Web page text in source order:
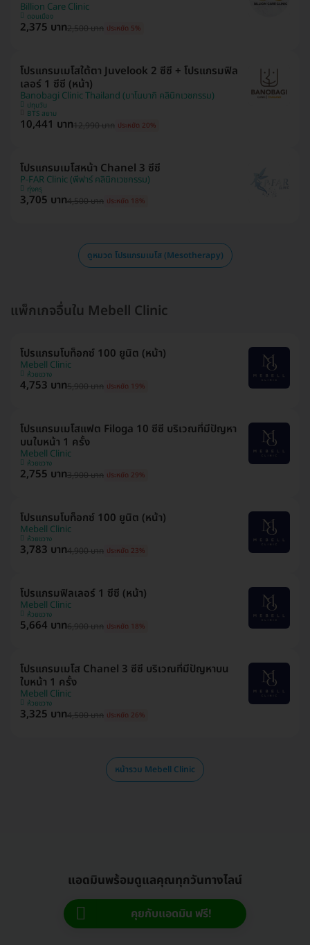
Billion Care Clinic
ดอนเมือง
2,375 บาท2,500 บาท ประหยัด 5%
โปรแกรมเมโสใต้ตา Juvelook 2 ซีซี + โปรแกรมฟิล
เลอร์ 1 ซีซี (หน้า)
Banobagi Clinic Thailand (บาโนบากิ คลินิกเวชกรรม)
ปทุมวัน
BTS สยาม
10,441 บาท12,990 บาท ประหยัด 20%
โปรแกรมเมโสหน้า Chanel 3 ซีซี
P-FAR Clinic (พีฟาร์ คลินิกเวชกรรม)
ทุ่งครุ
3,705 บาท4,500 บาท ประหยัด 18%
ดูหมวด โปรแกรมเมโส (Mesotherapy)
แพ็กเกจอื่นใน Mebell​ Clinic
โปรแกรมโบท็อกซ์ 100 ยูนิต (หน้า)
Mebell​ Clinic
ห้วยขวาง
4,753 บาท5,900 บาท ประหยัด 19%
โปรแกรมเมโสแฟต Filoga 10 ซีซี บริเวณที่มีปัญหา
บนใบหน้า 1 ครั้ง
Mebell​ Clinic
ห้วยขวาง
2,755 บาท3,900 บาท ประหยัด 29%
โปรแกรมโบท็อกซ์ 100 ยูนิต (หน้า)
Mebell​ Clinic
ห้วยขวาง
3,783 บาท4,900 บาท ประหยัด 23%
โปรแกรมฟิลเลอร์ 1 ซีซี (หน้า)
Mebell​ Clinic
ห้วยขวาง
5,664 บาท6,900 บาท ประหยัด 18%
โปรแกรมเมโส Chanel 3 ซีซี บริเวณที่มีปัญหาบน
ใบหน้า 1 ครั้ง
Mebell​ Clinic
ห้วยขวาง
3,325 บาท4,500 บาท ประหยัด 26%
หน้ารวม Mebell​ Clinic
แอดมินพร้อมดูแลคุณทุกวันทางไลน์
คุยกับแอดมิน ฟรี!